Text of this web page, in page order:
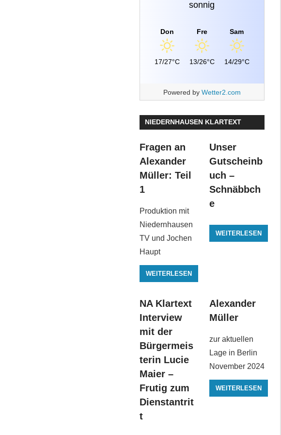
sonnig
Don
17/27°C
Fre
13/26°C
Sam
14/29°C
Powered by Wetter2.com
NIEDERNHAUSEN KLARTEXT
Fragen an
Alexander
Müller: Teil
1
Produktion mit
Niedernhausen
TV und Jochen
Haupt
WEITERLESEN
Unser
Gutscheinb
uch –
Schnäbbch
e
WEITERLESEN
NA Klartext
Interview
mit der
Bürgermeis
terin Lucie
Maier –
Frutig zum
Dienstantrit
t
Alexander
Müller
zur aktuellen
Lage in Berlin
November 2024
WEITERLESEN